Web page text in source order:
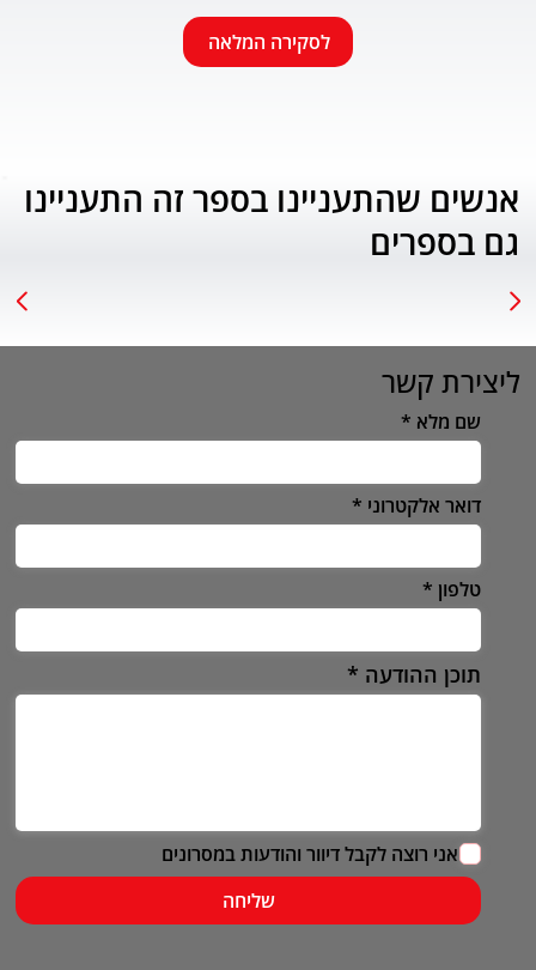
ורגשית בגובה העיניים של הילדים. מומלץ בחום.
לסקירה המלאה
אנשים שהתעניינו בספר זה התעניינו
גם בספרים
ליצירת קשר
שם מלא
דואר אלקטרוני
טלפון
תוכן ההודעה
אני רוצה לקבל דיוור והודעות במסרונים
שליחה